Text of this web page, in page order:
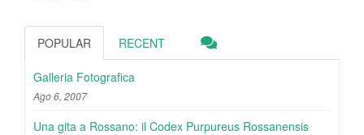
POPULAR RECENT
Galleria Fotografica
Ago 6, 2007
Una gita a Rossano: il Codex Purpureus Rossanensis